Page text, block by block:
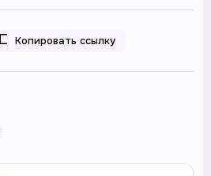
Копировать ссылку